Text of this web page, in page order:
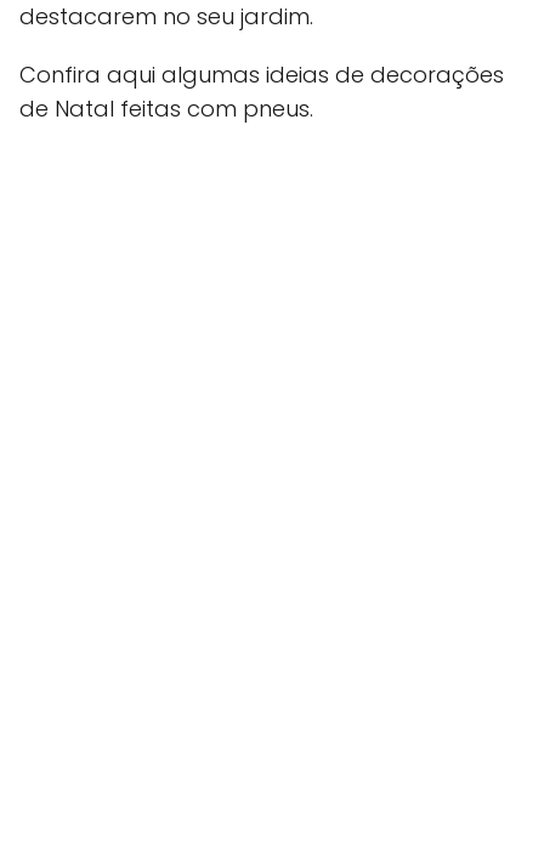
destacarem no seu jardim.
Confira aqui algumas ideias de decorações
de Natal feitas com pneus.